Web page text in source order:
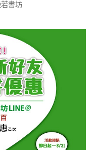
書坊